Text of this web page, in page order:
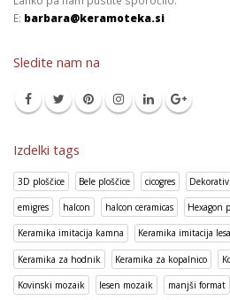
E: barbara@keramoteka.si
Sledite nam na
Izdelki tags
3D ploščice Bele ploščice cicogres
emigres halcon halcon ceramicas Hexagon
Keramika imitacija kamna Keramika imitacija lesa
Keramika za hodnik Keramika za kopalnico
Kovinski mozaik lesen mozaik manjši format